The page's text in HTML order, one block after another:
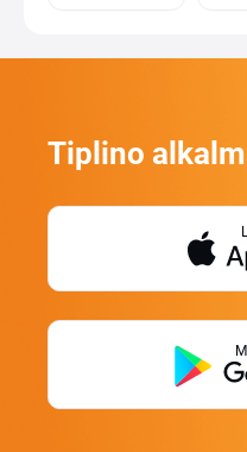
Tiplino